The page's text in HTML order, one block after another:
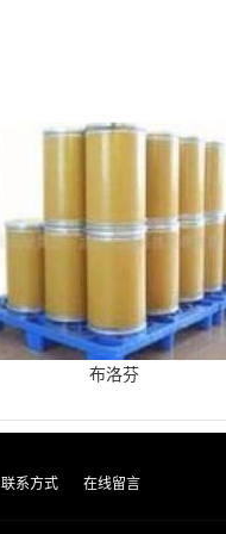
布洛芬
联系方式 在线留言